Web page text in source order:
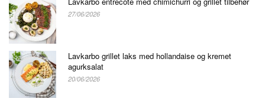
27/06/2026
Lavkarbo grillet laks med hollandaise og kremet
agurksalat
20/06/2026